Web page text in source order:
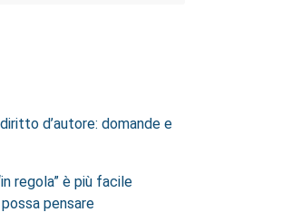
d’autore: domande e
regola” è più facile
pensare